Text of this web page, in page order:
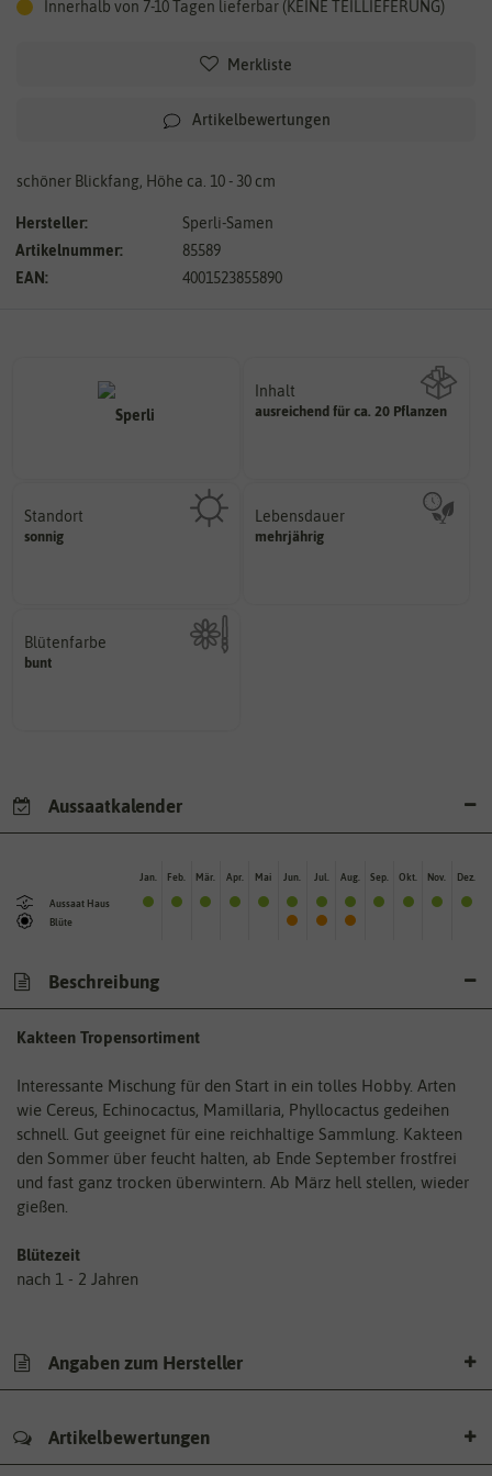
Innerhalb von 7-10 Tagen lieferbar (KEINE TEILLIEFERUNG)
Merkliste
Artikelbewertungen
schöner Blickfang, Höhe ca. 10 - 30 cm
Hersteller:
Sperli-Samen
Artikelnummer:
85589
EAN:
4001523855890
Inhalt
ausreichend für ca. 20 Pflanzen
Wie viel ist enthalten
Standort
sonnig
Pflanze? (schattig, halbschattig,
sonnig, vollsonnig)
Lebensdauer
mehrjährig
einjährig, zweijährig oder
mehrjährig.
Blütenfarbe
bunt
Kann auch mehrfarbig sein.
Aussaatkalender
Aussaat Haus
Blüte
Jan. Feb. Mär. Apr. Mai Jun. Jul. Aug. Sep. Okt. Nov. Dez.
Beschreibung
Kakteen Tropensortiment
Interessante Mischung für den Start in ein tolles Hobby. Arten
wie Cereus, Echinocactus, Mamillaria, Phyllocactus gedeihen
schnell. Gut geeignet für eine reichhaltige Sammlung. Kakteen
den Sommer über feucht halten, ab Ende September frostfrei
und fast ganz trocken überwintern. Ab März hell stellen, wieder
gießen.
Blütezeit
nach 1 - 2 Jahren
Angaben zum Hersteller
Artikelbewertungen